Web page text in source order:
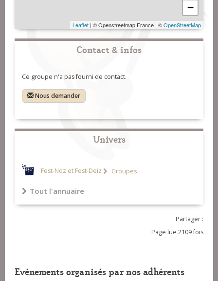
−
Leaflet | © Openstreetmap France | ©OpenStreetMap
Contact & infos
Ce groupe n'a pas fourni de contact.
Nous demander
Univers
Fest-Noz et Fest-Deiz Groupes
Tout l'annuaire
Partager :
Page lue 2109 fois
Evénements organisés par nos adhérents